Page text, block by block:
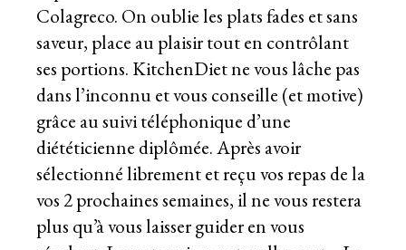
Colagreco. On oublie les plats fades et sans
saveur, place au plaisir tout en contrôlant
ses portions. KitchenDiet ne vous lâche pas
dans l’inconnu et vous conseille (et motive)
grâce au suivi téléphonique d’une
diététicienne diplômée. Après avoir
sélectionné librement et reçu vos repas de la
vos 2 prochaines semaines, il ne vous restera
plus qu’à vous laisser guider en vous